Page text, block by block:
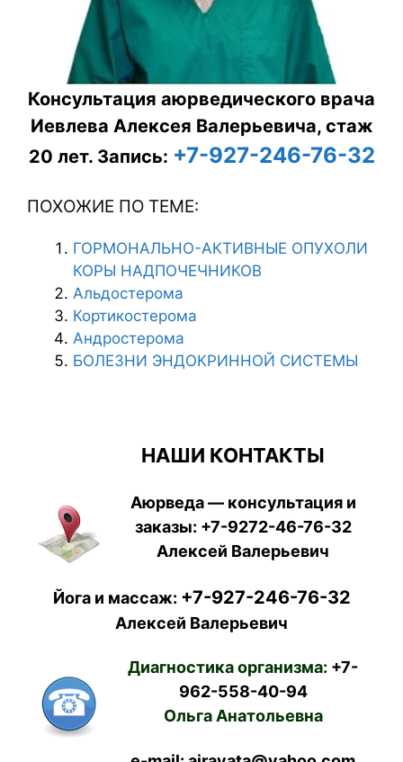
Консультация аюрведического врача
Иевлева Алексея Валерьевича, стаж
20 лет. Запись: +7-927-246-76-32
ПОХОЖИЕ ПО ТЕМЕ:
ГОРМОНАЛЬНО-АКТИВНЫЕ ОПУХОЛИ
КОРЫ НАДПОЧЕЧНИКОВ
Альдостерома
Кортикостерома
Андростерома
БОЛЕЗНИ ЭНДОКРИННОЙ СИСТЕМЫ
НАШИ КОНТАКТЫ
Аюрведа — консультация и
заказы: +7-9272-46-76-32
Алексей Валерьевич
Йога и массаж: +7-927-246-76-32
Алексей Валерьевич
Диагностика организма: +7-
962-558-40-94
Ольга Анатольевна